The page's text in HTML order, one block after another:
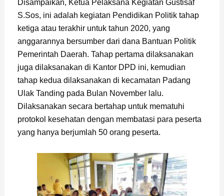
Disampaikan, Ketua Pelaksana Kegiatan Gustisaf
S.Sos, ini adalah kegiatan Pendidikan Politik tahap
ketiga atau terakhir untuk tahun 2020, yang
anggarannya bersumber dari dana Bantuan Politik
Pemerintah Daerah. Tahap pertama dilaksanakan
juga dilaksanakan di Kantor DPD ini, kemudian
tahap kedua dilaksanakan di kecamatan Padang
Ulak Tanding pada Bulan November lalu.
Dilaksanakan secara bertahap untuk mematuhi
protokol kesehatan dengan membatasi para peserta
yang hanya berjumlah 50 orang peserta.